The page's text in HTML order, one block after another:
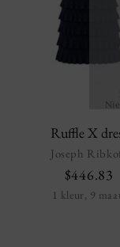
Ruffle X
Joseph
$446.83
1 kleur, 9